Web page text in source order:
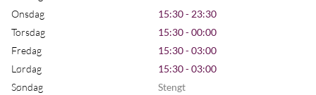
Onsdag
15:30 - 23:30
Torsdag
15:30 - 00:00
Fredag
15:30 - 03:00
Lørdag
15:30 - 03:00
Søndag
Stengt